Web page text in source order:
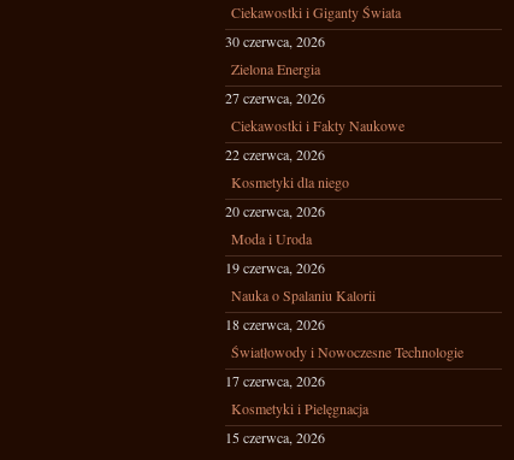
Ciekawostki i Giganty Świata
30 czerwca, 2026
Zielona Energia
27 czerwca, 2026
Ciekawostki i Fakty Naukowe
22 czerwca, 2026
Kosmetyki dla niego
20 czerwca, 2026
Moda i Uroda
19 czerwca, 2026
Nauka o Spalaniu Kalorii
18 czerwca, 2026
Światłowody i Nowoczesne Technologie
17 czerwca, 2026
Kosmetyki i Pielęgnacja
15 czerwca, 2026